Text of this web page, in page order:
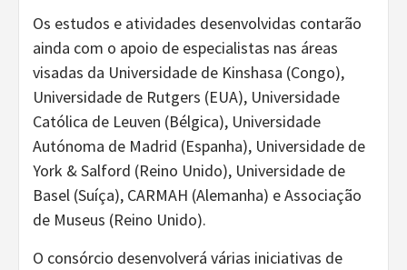
Os estudos e atividades desenvolvidas contarão
ainda com o apoio de especialistas nas áreas
visadas da Universidade de Kinshasa (Congo),
Universidade de Rutgers (EUA), Universidade
Católica de Leuven (Bélgica), Universidade
Autónoma de Madrid (Espanha), Universidade de
York & Salford (Reino Unido), Universidade de
Basel (Suíça), CARMAH (Alemanha) e Associação
de Museus (Reino Unido).
O consórcio desenvolverá várias iniciativas de